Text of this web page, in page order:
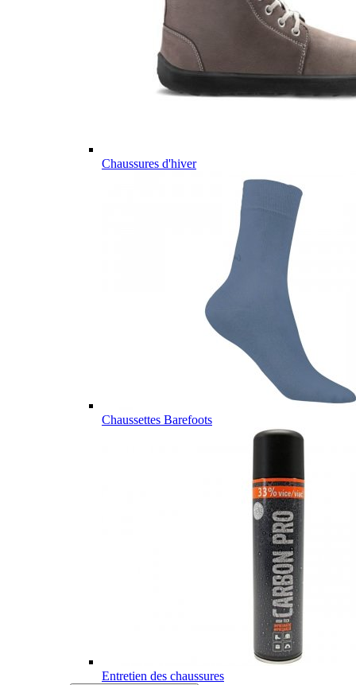
Chaussures d'hiver
Chaussettes Barefoots
Entretien des chaussures